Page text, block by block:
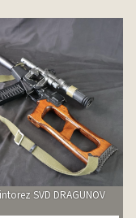
SVD DRAGUNOV